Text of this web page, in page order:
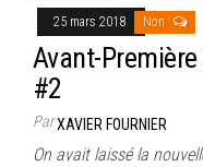
25 mars 2018 Non
Avant-
#2
ParXAVIER FOURNIER
On avait laissé la